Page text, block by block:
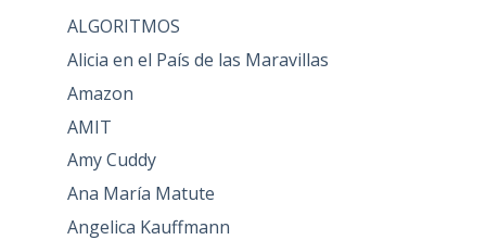
ALGORITMOS
Alicia en el País de las Maravillas
Amazon
AMIT
Amy Cuddy
Ana María Matute
Angelica Kauffmann